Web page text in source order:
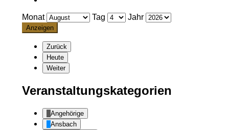
Monat Tag Jahr
Zurück
Heute
Weiter
Veranstaltungskategorien
Angehörige
Ansbach